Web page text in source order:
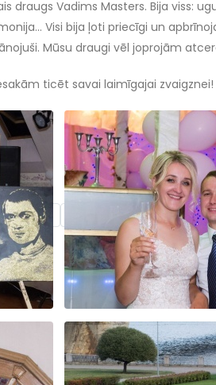
draugs Vadims Masters. Bija viss:
Visi bija ļoti priecīgi un
Mūsu draugi vēl joprojām
ticēt savai laimīgajai zvaigznei!